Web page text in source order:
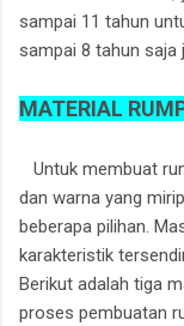
sampai 11 tahun
sampai 8 tahun saja
MATERIAL
Untuk membuat
dan warna yang
beberapa pilihan.
karakteristik
Berikut adalah tiga
proses pembuatan